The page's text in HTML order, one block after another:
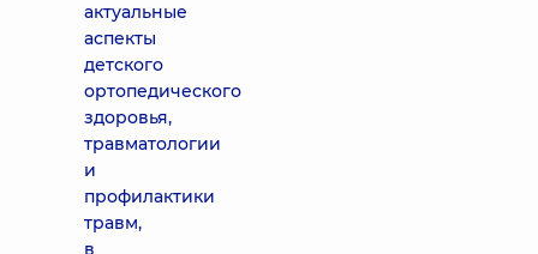
актуальные
аспекты
детского
ортопедического
здоровья,
травматологии
и
профилактики
травм,
в